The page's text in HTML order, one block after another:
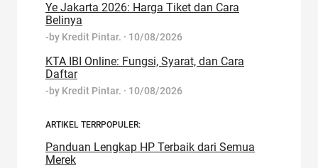
Ye Jakarta 2026: Harga Tiket dan Cara
Belinya
-by Kredit Pintar. · 10/08/2026
KTA IBI Online: Fungsi, Syarat, dan Cara
Daftar
-by Kredit Pintar. · 10/08/2026
ARTIKEL TERRPOPULER:
Panduan Lengkap HP Terbaik dari Semua
Merek